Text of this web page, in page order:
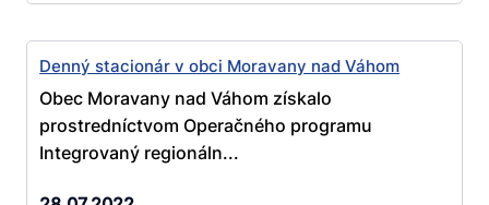
Denný stacionár v obci Moravany nad Váhom
Obec Moravany nad Váhom získalo
prostredníctvom Operačného programu
Integrovaný regionáln...